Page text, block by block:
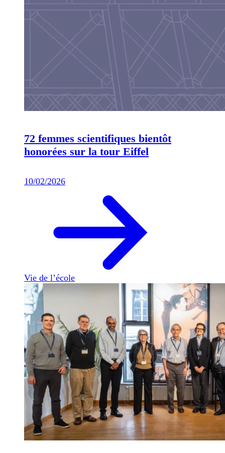
72 femmes scientifiques bientôt
honorées sur la tour Eiffel
10/02/2026
Vie de l’école